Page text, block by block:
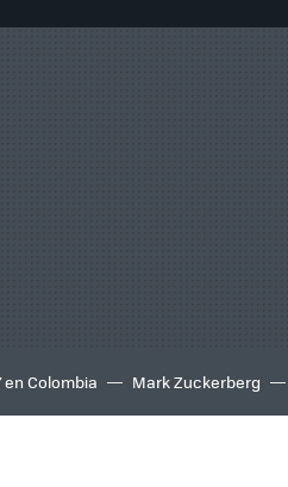
en Colombia Mark Zuckerberg
IA TCL C8K